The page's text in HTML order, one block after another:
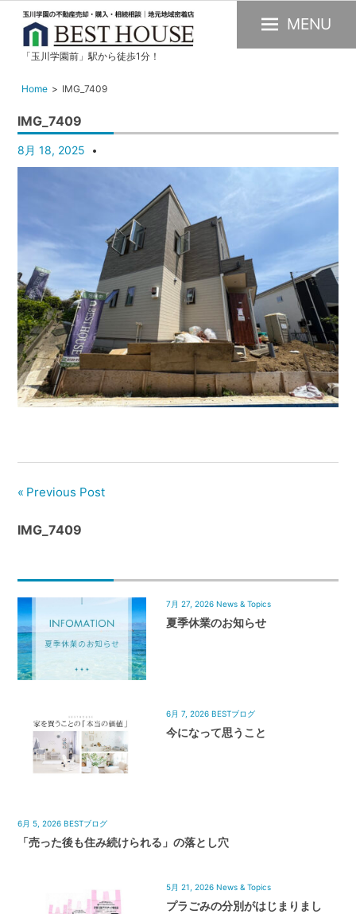
玉
川
園
の
不
購
入・
売
却・
賃
貸・
管
理
｜
密
着
HOUSE
「玉川学園前」駅から徒歩1分！
MENU
Home IMG_7409
IMG_7409
8月 18, 2025
Previous Post
IMG_7409
7月 27, 2026 News & Topics
夏季休業のお知らせ
6月 7, 2026 BESTブログ
今になって思うこと
6月 5, 2026 BESTブログ
「売った後も住み続けられる」の落とし穴
5月 21, 2026 News & Topics
プラごみの分別がはじまりまし